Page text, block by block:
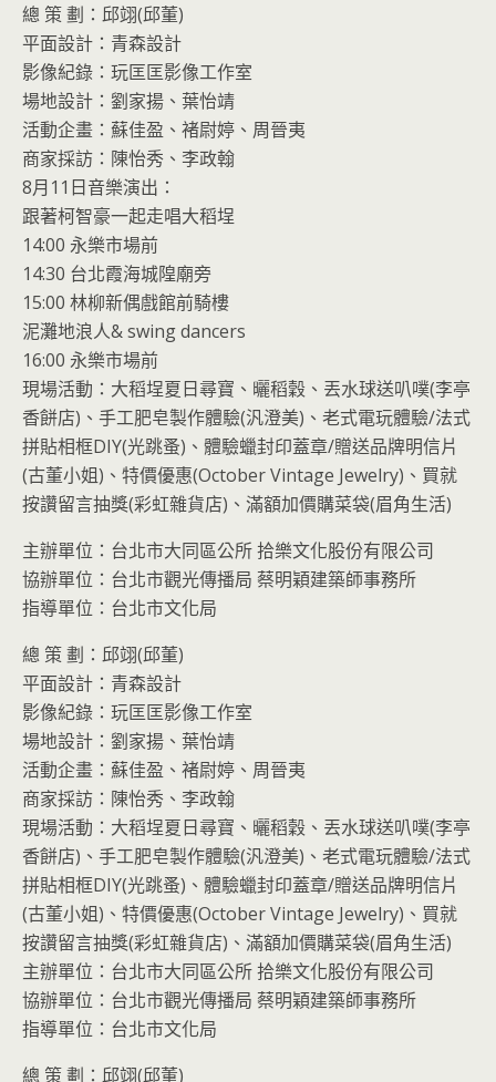
總 策 劃：邱翊(邱董)
平面設計：青森設計
影像紀錄：玩匡匡影像工作室
場地設計：劉家揚、葉怡靖
活動企畫：蘇佳盈、褚尉婷、周晉夷
商家採訪：陳怡秀、李政翰
8月11日音樂演出：
跟著柯智豪一起走唱大稻埕
14:00 永樂市場前
14:30 台北霞海城隍廟旁
15:00 林柳新偶戲館前騎樓
泥灘地浪人& swing dancers
16:00 永樂市場前
現場活動：大稻埕夏日尋寶、曬稻穀、丟水球送叭噗(李亭
香餅店)、手工肥皂製作體驗(汎澄美)、老式電玩體驗/法式
拼貼相框DIY(光跳蚤)、體驗蠟封印蓋章/贈送品牌明信片
(古董小姐)、特價優惠(October Vintage Jewelry)、買就
按讚留言抽獎(彩虹雜貨店)、滿額加價購菜袋(眉角生活)
主辦單位：台北市大同區公所 拾樂文化股份有限公司
協辦單位：台北市觀光傳播局 蔡明穎建築師事務所
指導單位：台北市文化局
總 策 劃：邱翊(邱董)
平面設計：青森設計
影像紀錄：玩匡匡影像工作室
場地設計：劉家揚、葉怡靖
活動企畫：蘇佳盈、褚尉婷、周晉夷
商家採訪：陳怡秀、李政翰
現場活動：大稻埕夏日尋寶、曬稻穀、丟水球送叭噗(李亭
香餅店)、手工肥皂製作體驗(汎澄美)、老式電玩體驗/法式
拼貼相框DIY(光跳蚤)、體驗蠟封印蓋章/贈送品牌明信片
(古董小姐)、特價優惠(October Vintage Jewelry)、買就
按讚留言抽獎(彩虹雜貨店)、滿額加價購菜袋(眉角生活)
主辦單位：台北市大同區公所 拾樂文化股份有限公司
協辦單位：台北市觀光傳播局 蔡明穎建築師事務所
指導單位：台北市文化局
總 策 劃：邱翊(邱董)